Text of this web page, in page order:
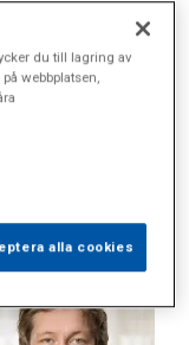
(4)
du till lagring av
webbplatsen,
alla cookies